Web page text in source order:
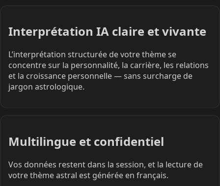
Interprétation IA claire et vivante
L’interprétation structurée de votre thème se
concentre sur la personnalité, la carrière, les relations
et la croissance personnelle — sans surcharge de
jargon astrologique.
Multilingue et confidentiel
Vos données restent dans la session, et la lecture de
votre thème astral est générée en français.